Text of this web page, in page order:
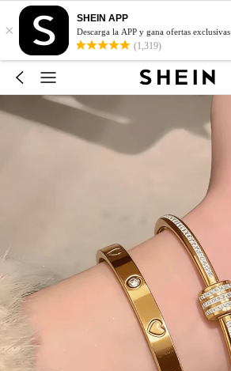
×
SHEIN APP
Descarga la APP y gana ofertas exclusivas
(1,319)